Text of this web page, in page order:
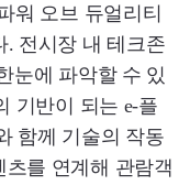
워 오브 듀얼리티
. 전시장 내 테크존
눈에 파악할 수 있
기반이 되는 e-플
함께 기술의 작동
를 연계해 관람객